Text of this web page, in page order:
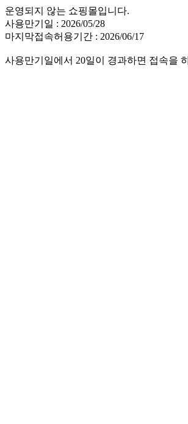
운영되지 않는 쇼핑몰입니다.
사용만기일 : 2026/05/28
마지막접속허용기간 : 2026/06/17
사용만기일에서 20일이 경과하면 접속을